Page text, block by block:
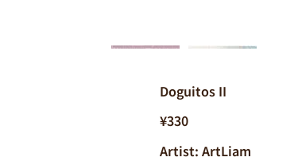
¥330
Artist: ArtLiam
Doguitos II